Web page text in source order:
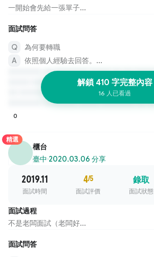
一開始會先給一張單子...
面試問答
為何要轉職
依照個人經驗去回答。...
解鎖 410 字完整內容
16 人已看過
0
精選
櫃台
臺中·2020.03.06 分享
2019.11
面試時間
4/5
面試評價
錄取
面試狀態
面試過程
不是老闆面試（老闆好...
面試問答